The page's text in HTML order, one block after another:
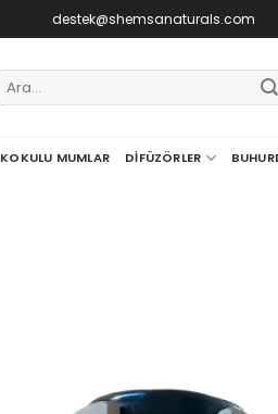
destek@shemsanaturals.com
Ara:
KOKULU MUMLAR DIFÜZÖRLER